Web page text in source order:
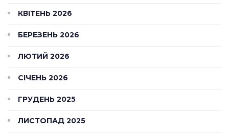
КВІТЕНЬ 2026
БЕРЕЗЕНЬ 2026
ЛЮТИЙ 2026
СІЧЕНЬ 2026
ГРУДЕНЬ 2025
ЛИСТОПАД 2025